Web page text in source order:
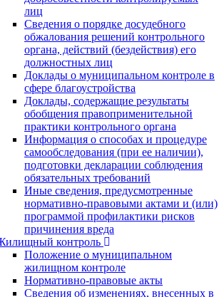
лиц
Сведения о порядке досудебного
обжалования решений контрольного
органа, действий (бездействия) его
должностных лиц
Доклады о муниципальном контроле в
сфере благоустройства
Доклады, содержащие результаты
обобщения правоприменительной
практики контрольного органа
Информация о способах и процедуре
самообследования (при ее наличии),
подготовки декларации соблюдения
обязательных требований
Иные сведения, предусмотренные
нормативно-правовыми актами и (или)
программой профилактики рисков
причинения вреда
контроль
Положение о муниципальном
жилищном контроле
Нормативно-правовые акты
Сведения об изменениях, внесенных в